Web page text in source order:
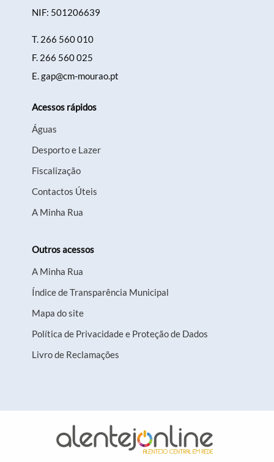
NIF: 501206639
T. 266 560 010
F. 266 560 025
E.gap@cm-mourao.pt
Acessos rápidos
Águas
Desporto e Lazer
Fiscalização
Contactos Úteis
A Minha Rua
Outros acessos
A Minha Rua
Índice de Transparência Municipal
Mapa do site
Política de Privacidade e Proteção de Dados
Livro de Reclamações